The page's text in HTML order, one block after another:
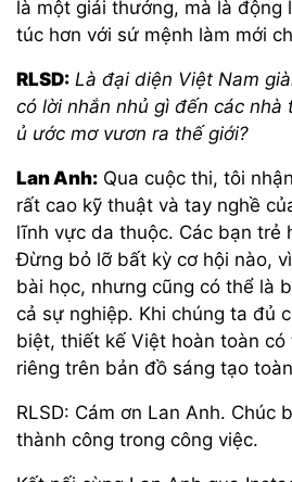
là một giải thưởng, mà là động
túc hơn với sứ mệnh làm mới
RLSD: Là đại diện Việt Nam
có lời nhắn nhủ gì đến các
ủ ước mơ vươn ra thế giới?
Lan Anh: Qua cuộc thi, tôi
rất cao kỹ thuật và tay nghề
lĩnh vực da thuộc. Các bạn trẻ
Đừng bỏ lỡ bất kỳ cơ hội nào,
bài học, nhưng cũng có thể là
cả sự nghiệp. Khi chúng ta đủ
biệt, thiết kế Việt hoàn toàn
riêng trên bản đồ sáng tạo
RLSD: Cám ơn Lan Anh. Chúc
thành công trong công việc.